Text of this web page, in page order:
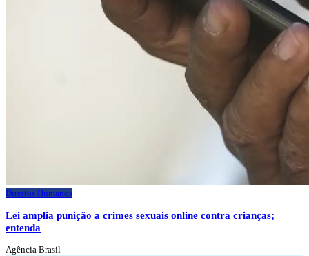
Direitos Humanos
Lei amplia punição a crimes sexuais online contra crianças;
entenda
Agência Brasil